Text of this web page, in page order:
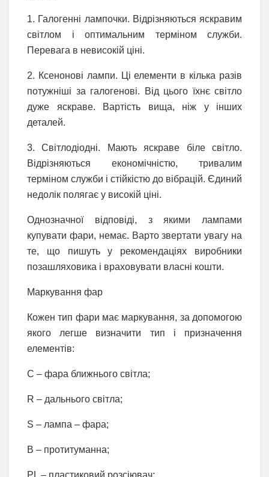
1. Галогенні лампочки. Відрізняються яскравим
світлом і оптимальним терміном служби.
Перевага в невисокій ціні.
2. Ксенонові лампи. Ці елементи в кілька разів
потужніші за галогенові. Від цього їхнє світло
дуже яскраве. Вартість вища, ніж у інших
деталей.
3. Світлодіодні. Мають яскраве біле світло.
Відрізняються економічністю, тривалим
терміном служби і стійкістю до вібрацій. Єдиний
недолік полягає у високій ціні.
Однозначної відповіді, з якими лампами
купувати фари, немає. Варто звертати увагу на
те, що пишуть у рекомендаціях виробники
позашляховика і враховувати власні кошти.
Маркування фар
Кожен тип фари має маркування, за допомогою
якого легше визначити тип і призначення
елементів:
С – фара ближнього світла;
R – дальнього світла;
S – лампа – фара;
В – протитуманна;
PL – пластиковий розсіювач;